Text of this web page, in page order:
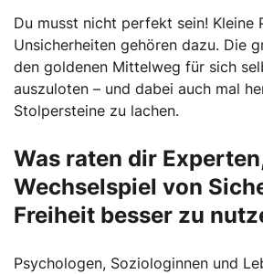
Du musst nicht perfekt sein! Kleine
Unsicherheiten gehören dazu. Die
den goldenen Mittelweg für sich
auszuloten – und dabei auch mal
Stolpersteine zu lachen.
Was raten dir
Wechselspiel von
Freiheit besser zu
Psychologen, Soziologinnen und